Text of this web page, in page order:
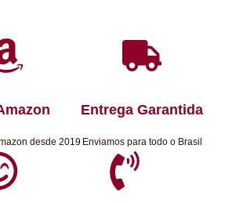
desde 2019
Entrega Garantida
Enviamos para todo o Brasil